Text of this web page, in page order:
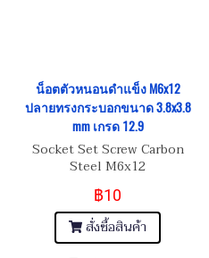
น็อตตัวหนอนดำแข็ง M6x12
ปลายทรงกระบอกขนาด 3.8x3.8
mm เกรด 12.9
Socket Set Screw Carbon
Steel M6x12
฿10
สั่งซื้อสินค้า